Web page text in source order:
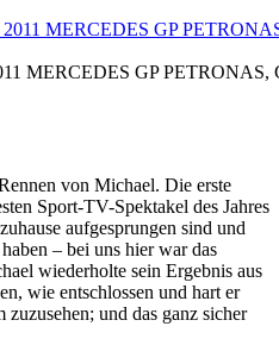
MERCEDES GP PETRONAS,
von Michael. Die erste
Sport-TV-Spektakel des Jahres
aufgesprungen sind und
– bei uns hier war das
wiederholte sein Ergebnis aus
wie entschlossen und hart er
und das ganz sicher